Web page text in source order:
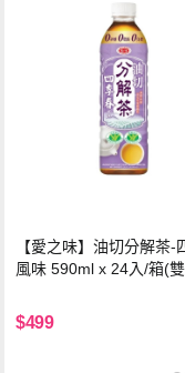
【愛之味】油切分解茶-
風味 590ml x 24入/箱(雙
$499